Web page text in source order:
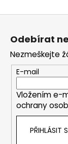
Z
Odebírat
Nezmeškejte
E-mail
Vložením e-
ochrany
PŘIHLÁSIT